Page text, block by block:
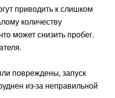
приводить к слишком
количеству
может снизить пробег.
повреждены, запуск
из-за неправильной